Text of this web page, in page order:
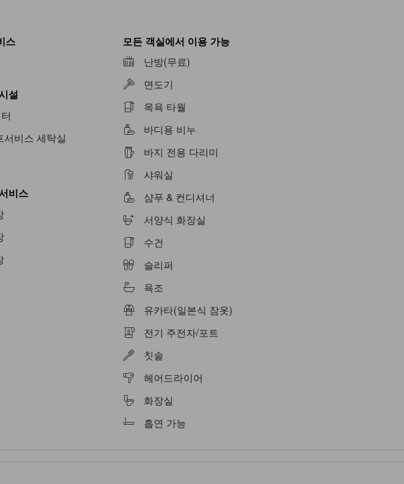
스
설
서비스 세탁실
비스
모든 객실에서 이용 가능
난방(무료)
면도기
목욕 타월
바디용 비누
바지 전용 다리미
샤워실
샴푸 & 컨디셔너
서양식 화장실
수건
슬리퍼
욕조
유카타(일본식 잠옷)
전기 주전자/포트
칫솔
헤어드라이어
화장실
흡연 가능